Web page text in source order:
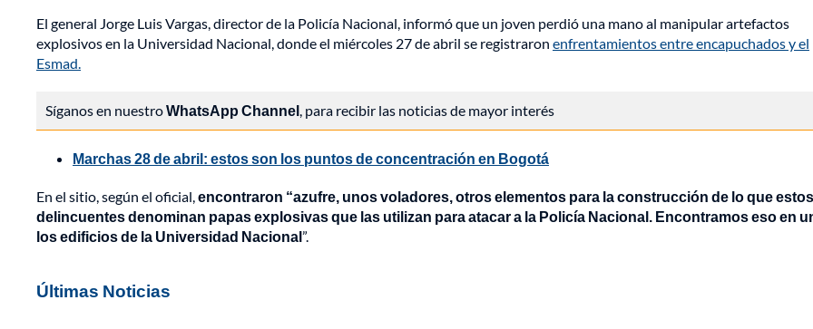
El general Jorge Luis Vargas, director de la Policía Nacional, informó que un joven perdió una mano al manipular artefactos
explosivos en la Universidad Nacional, donde el miércoles 27 de abril se registraron enfrentamientos entre encapuchados y el
Esmad.
Síganos en nuestroWhatsApp Channel, para recibir las noticias de mayor interés
Marchas 28 de abril: estos son los puntos de concentración en Bogotá
En el sitio, según el oficial,encontraron “azufre, unos voladores, otros elementos para la construcción de lo que estos
delincuentes denominan papas explosivas que las utilizan para atacar a la Policía Nacional. Encontramos eso en
los edificios de la Universidad Nacional”.
Últimas Noticias